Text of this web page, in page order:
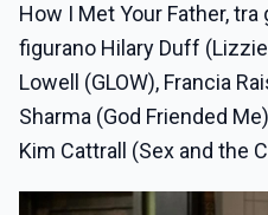
How I Met Your Father,
figurano Hilary Duff
Lowell (GLOW), Francia
Sharma (God Friended
Kim Cattrall (Sex and the